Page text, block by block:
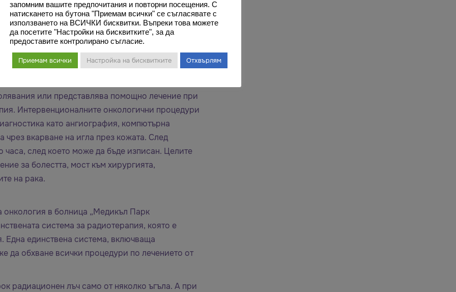
на рак, разказва доц. д-р Хакан Арташ,
Парк“. Някои тумори, открити в черния
отстранени по минимално инвазивен метод
аблация, както и чрез „замразяване” с
позволява безоперационно,
или представлява помощно лечение при
Интервенционалните онкологични процедури
като ангиография, компютърна
вкарване на игла през кожата. След
часа, след което може да бъде изписан. Целите
за болестта, мост към хирургията,
на рака.
в болница „Медикъл Парк
система за радиотерапия, която е
Една единствена система, включваща
да обхване всички процедури по лечението от
радиационен лъч само от няколко ъгъла. А при
запомним вашите предпочитания и повторни посещения. С
натискането на бутона "Приемам всички" се съгласявате с
използването на ВСИЧКИ бисквитки. Въпреки това можете
да посетите "Настройки на бисквитките", за да
предоставите контролирано съгласие.
Приемам всички Настройка на бисквитките Отхвърлям